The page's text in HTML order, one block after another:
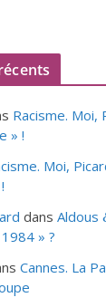
Racisme. Moi,
» !
Moi,
dans Aldous
1984 » ?
Cannes. La